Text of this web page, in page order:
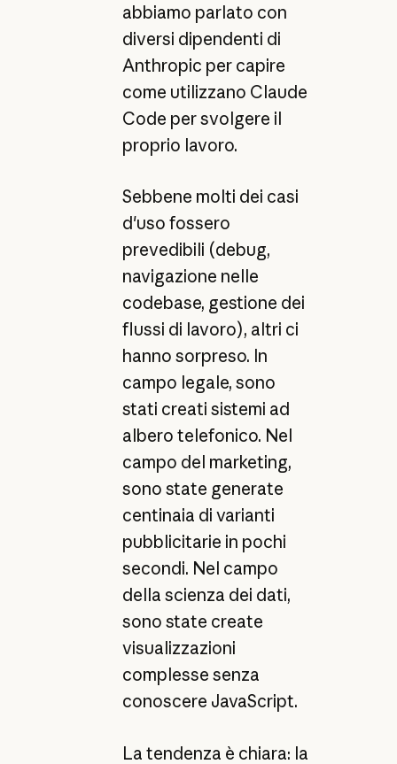
abbiamo parlato con
diversi dipendenti di
Anthropic per capire
come utilizzano Claude
Code per svolgere il
proprio lavoro.
Sebbene molti dei casi
d'uso fossero
prevedibili (debug,
navigazione nelle
codebase, gestione dei
flussi di lavoro), altri ci
hanno sorpreso. In
campo legale, sono
stati creati sistemi ad
albero telefonico. Nel
campo del marketing,
sono state generate
centinaia di varianti
pubblicitarie in pochi
secondi. Nel campo
della scienza dei dati,
sono state create
visualizzazioni
complesse senza
conoscere JavaScript.
La tendenza è chiara: la